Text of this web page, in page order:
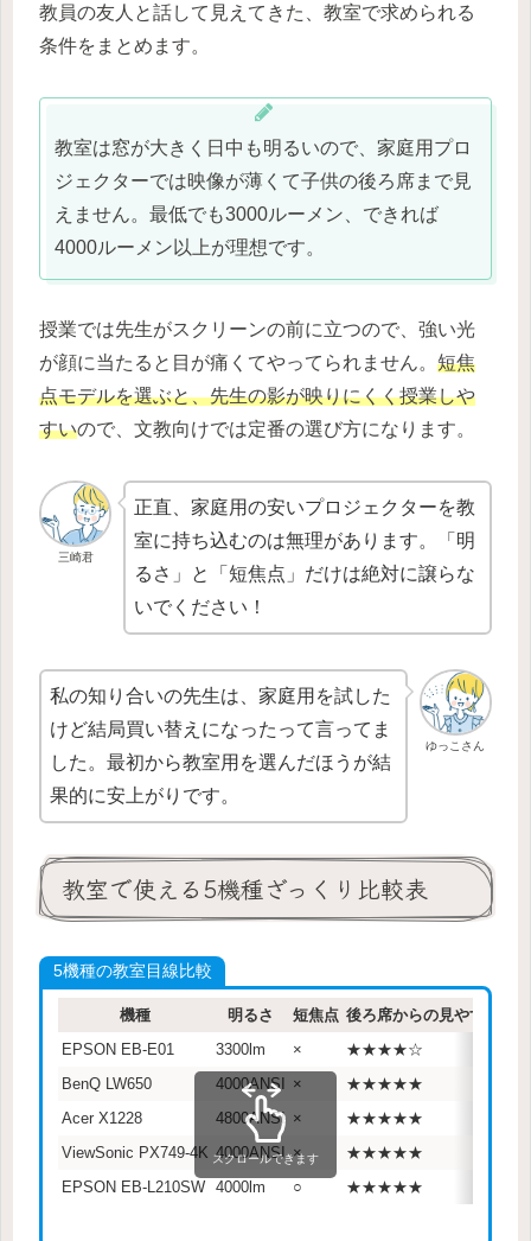
教員の友人と話して見えてきた、教室で求められる
条件をまとめます。
教室は窓が大きく日中も明るいので、家庭用プロ
ジェクターでは映像が薄くて子供の後ろ席まで見
えません。最低でも3000ルーメン、できれば
4000ルーメン以上が理想です。
授業では先生がスクリーンの前に立つので、強い光
が顔に当たると目が痛くてやってられません。 短焦
点モデルを選ぶと、先生の影が映りにくく授業しや
すいので、文教向けでは定番の選び方になります。
三崎君
正直、家庭用の安いプロジェクターを教
室に持ち込むのは無理があります。「明
るさ」と「短焦点」だけは絶対に譲らな
いでください！
ゆっこさん
私の知り合いの先生は、家庭用を試した
けど結局買い替えになったって言ってま
した。最初から教室用を選んだほうが結
果的に安上がりです。
教室で使える5機種ざっくり比較表
5機種の教室目線比較
機種 明るさ 短焦点 後ろ席からの見やすさ
EPSON EB-E01
3300lm ×
★★★★☆
BenQ LW650
4000ANSI ×
★★★★★
Acer X1228
4800ANSI ×
★★★★★
ViewSonic PX749-4K 4000ANSI ×
★★★★★
EPSON EB-L210SW
4000lm ○ ★★★★★
スクロールできます